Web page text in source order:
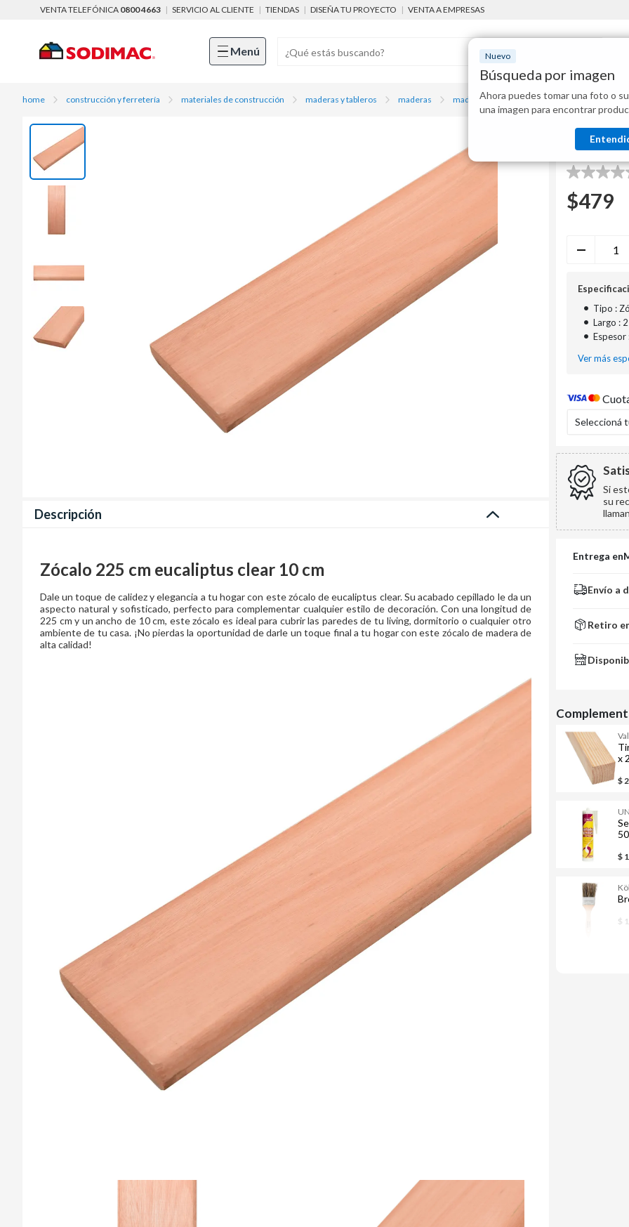
VENTA TELEFÓNICA 0800 4663 | SERVICIO AL CLIENTE | TIENDAS | DISEÑA TU PROYECTO | VENTA A EMPRESAS
Menú Nuevo
Búsqueda por imagen
Ahora puedes tomar una foto o
una imagen para encontrar
home construcción y ferretería materiales de construcción maderas y tableros maderas madera de eucaliptus Zócalo eucaliptus
Descripción
Zócalo 225 cm eucaliptus clear 10 cm
Dale un toque de calidez y elegancia a tu hogar con este zócalo de eucaliptus clear. Su acabado cepillado le da un
aspecto natural y sofisticado, perfecto para complementar cualquier estilo de decoración. Con una longitud de
225 cm y un ancho de 10 cm, este zócalo es ideal para cubrir las paredes de tu living, dormitorio o cualquier otro
ambiente de tu casa. ¡No pierdas la oportunidad de darle un toque final a tu hogar con este zócalo de madera de
alta calidad!
SM
Zócalo
0.0
5
estrellas.
$479
• Tipo :
• Largo :
• Espesor
Ver más
Seleccioná
Si
su
Entrega en
Envío a
Retiro
x
$
$
$